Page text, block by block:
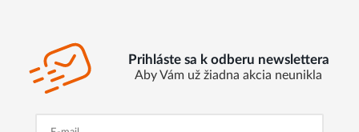
Prihláste sa k odberu newslettera
Aby Vám už žiadna akcia neunikla